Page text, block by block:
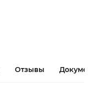
Отзывы